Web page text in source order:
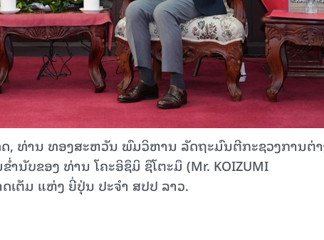
, ທ່ານ ທອງສະຫວັນ ພົມວິຫານ ລັດຖະມົນຕີກະຊວງການຕ່
ນັບຂອງ ທ່ານ ໂຄະອິຊຶມິ ຊຶໂຕະມຶ (Mr. KOIZUMI
ເຕັມ ແຫ່ງ ຍີ່ປຸ່ນ ປະຈຳ ສປປ ລາວ.